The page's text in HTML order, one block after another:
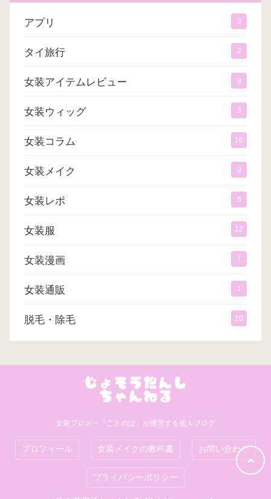
アプリ 3
タイ旅行 2
女装アイテムレビュー 9
女装ウィッグ 3
女装コラム 16
女装メイク 9
女装レポ 6
女装服 12
女装漫画 7
女装通販 1
脱毛・除毛 10
女装ブロガー「ことのは」が運営する個人ブログ
プロフィール 女装メイクの教科書 お問い合わせ
プライバシーポリシー